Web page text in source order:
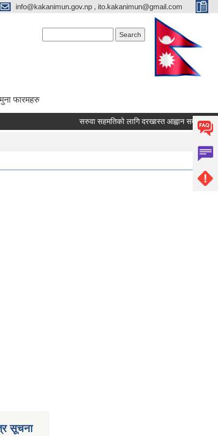
info@kakanimun.gov.np , ito.kakanimun@gmail.com
फारमहरु
सरुवा सहमतिको लागि दरखास्त आह्वान सम्बन्धमा ।
सूचना